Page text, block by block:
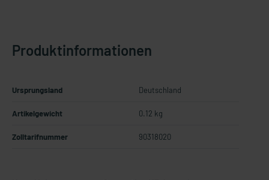
Produktinformationen
Ursprungsland Deutschland
Artikelgewicht 0.12 kg
Zolltarifnummer 90318020